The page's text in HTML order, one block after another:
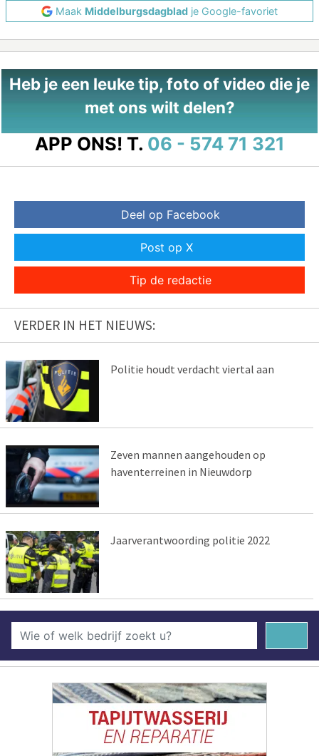
Maak Middelburgsdagblad je Google-favoriet
Heb je een leuke tip, foto of video die je
met ons wilt delen?
APP ONS! T. 06 - 574 71 321
Deel op Facebook
Post op X
Tip de redactie
VERDER IN HET NIEUWS:
Politie houdt verdacht viertal aan
Zeven mannen aangehouden op
haventerreinen in Nieuwdorp
Jaarverantwoording politie 2022